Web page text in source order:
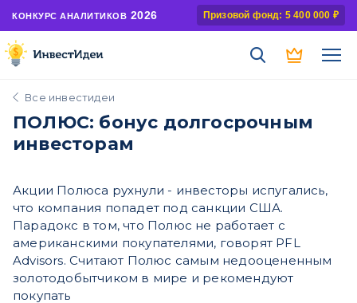
КОНКУРС АНАЛИТИКОВ 2026 Призовой фонд: 5 400 000 ₽
Все инвестидеи
ПОЛЮС: бонус долгосрочным
инвесторам
Акции Полюса рухнули - инвесторы испугались,
что компания попадет под санкции США.
Парадокс в том, что Полюс не работает с
американскими покупателями, говорят PFL
Advisors. Считают Полюс самым недооцененным
золотодобытчиком в мире и рекомендуют
покупать